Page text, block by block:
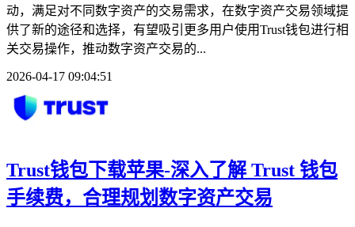
动，满足对不同数字资产的交易需求，在数字资产交易领域提
供了新的途径和选择，有望吸引更多用户使用Trust钱包进行相
关交易操作，推动数字资产交易的...
2026-04-17 09:04:51
Trust钱包下载苹果-深入了解 Trust 钱包
手续费，合理规划数字资产交易